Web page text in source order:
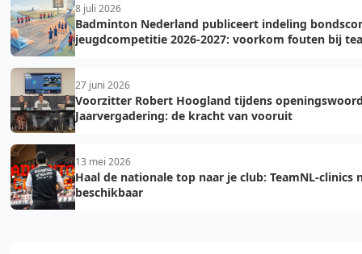
8 juli 2026
Badminton Nederland publiceert indeling
jeugdcompetitie 2026-2027: voorkom fouten bij
27 juni 2026
Voorzitter Robert Hoogland tijdens
Jaarvergadering: de kracht van vooruit
13 mei 2026
Haal de nationale top naar je club: TeamNL-clinics
beschikbaar